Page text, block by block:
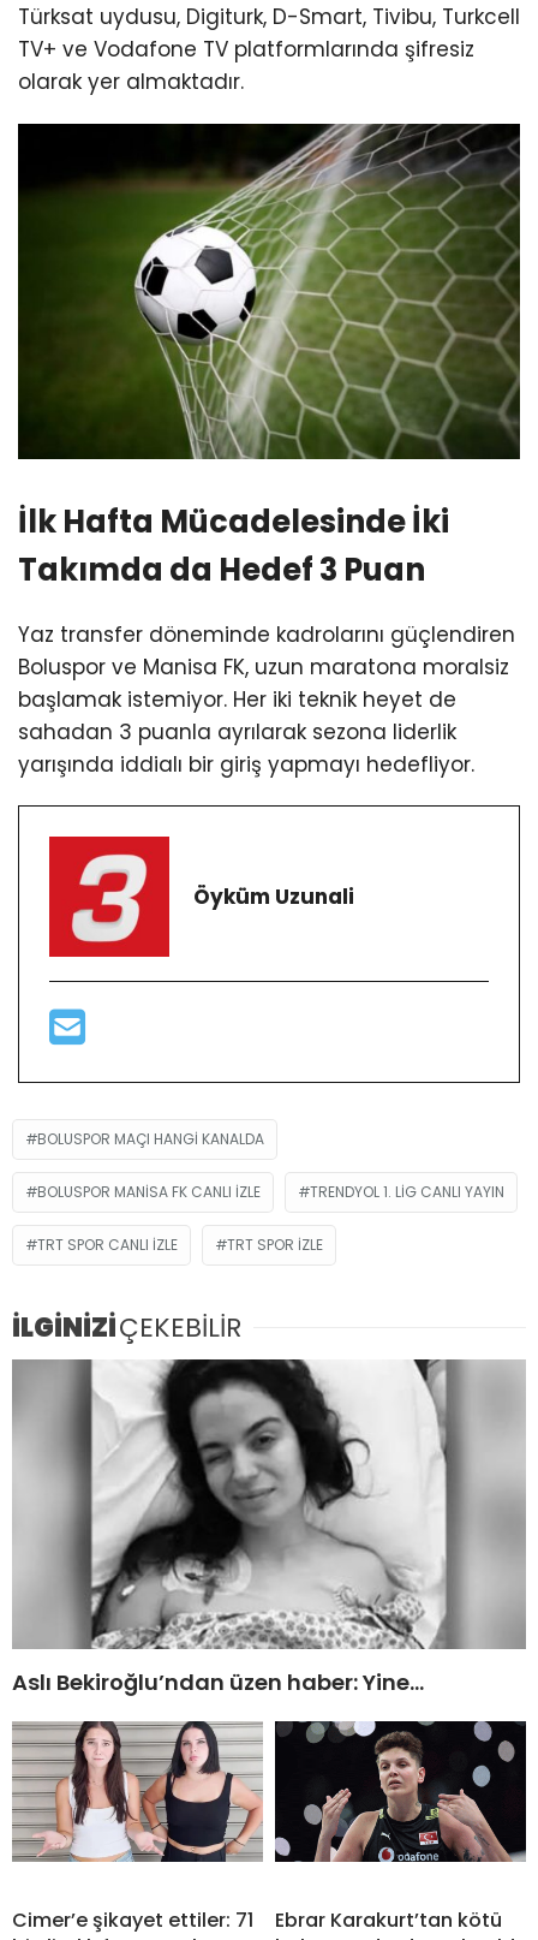
Türksat uydusu, Digiturk, D-Smart, Tivibu, Turkcell
TV+ ve Vodafone TV platformlarında şifresiz
olarak yer almaktadır.
İlk Hafta Mücadelesinde İki
Takımda da Hedef 3 Puan
Yaz transfer döneminde kadrolarını güçlendiren
Boluspor ve Manisa FK, uzun maratona moralsiz
başlamak istemiyor. Her iki teknik heyet de
sahadan 3 puanla ayrılarak sezona liderlik
yarışında iddialı bir giriş yapmayı hedefliyor.
Öyküm Uzunali
BOLUSPOR MAÇI HANGI KANALDA
BOLUSPOR MANISA FK CANLI IZLE TRENDYOL 1. LIG CANLI YAYIN
TRT SPOR CANLI IZLE TRT SPOR IZLE
İLGİNİZİÇEKEBİLİR
Aslı Bekiroğlu’ndan üzen haber: Yine…
Cimer’e şikayet ettiler: 71
Ebrar Karakurt’tan kötü